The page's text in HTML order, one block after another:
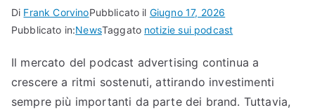
Di Frank CorvinoPubblicato il Giugno 17, 2026
Pubblicato in:NewsTaggato notizie sui podcast
Il mercato del podcast advertising continua a
crescere a ritmi sostenuti, attirando investimenti
sempre più importanti da parte dei brand. Tuttavia,